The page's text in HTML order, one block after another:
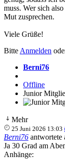
muss. Wer sich
Mut zusprechen.
Viele Grüße!
Bitte Anmelden
Berni76
Offline
Junior
Mehr
25 Juni 2026 13:03
Berni76 antwortete
Ja 30 Grad am
Anhänge: